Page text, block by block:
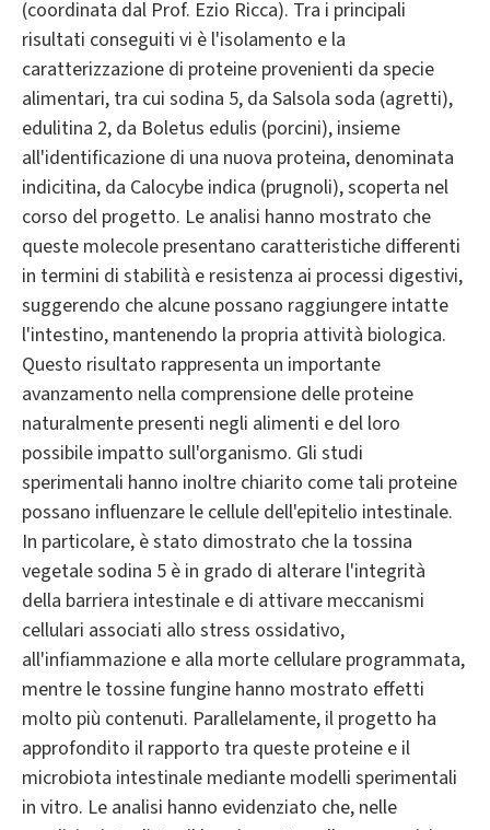
(coordinata dal Prof. Ezio Ricca). Tra i principali
risultati conseguiti vi è l'isolamento e la
caratterizzazione di proteine provenienti da specie
alimentari, tra cui sodina 5, da Salsola soda (agretti),
edulitina 2, da Boletus edulis (porcini), insieme
all'identificazione di una nuova proteina, denominata
indicitina, da Calocybe indica (prugnoli), scoperta nel
corso del progetto. Le analisi hanno mostrato che
queste molecole presentano caratteristiche differenti
in termini di stabilità e resistenza ai processi digestivi,
suggerendo che alcune possano raggiungere intatte
l'intestino, mantenendo la propria attività biologica.
Questo risultato rappresenta un importante
avanzamento nella comprensione delle proteine
naturalmente presenti negli alimenti e del loro
possibile impatto sull'organismo. Gli studi
sperimentali hanno inoltre chiarito come tali proteine
possano influenzare le cellule dell'epitelio intestinale.
In particolare, è stato dimostrato che la tossina
vegetale sodina 5 è in grado di alterare l'integrità
della barriera intestinale e di attivare meccanismi
cellulari associati allo stress ossidativo,
all'infiammazione e alla morte cellulare programmata,
mentre le tossine fungine hanno mostrato effetti
molto più contenuti. Parallelamente, il progetto ha
approfondito il rapporto tra queste proteine e il
microbiota intestinale mediante modelli sperimentali
in vitro. Le analisi hanno evidenziato che, nelle